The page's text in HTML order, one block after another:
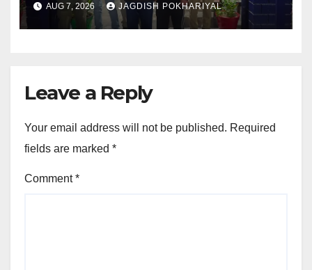
AUG 7, 2026 JAGDISH POKHARIYAL
Leave a Reply
Your email address will not be published. Required
fields are marked *
Comment*